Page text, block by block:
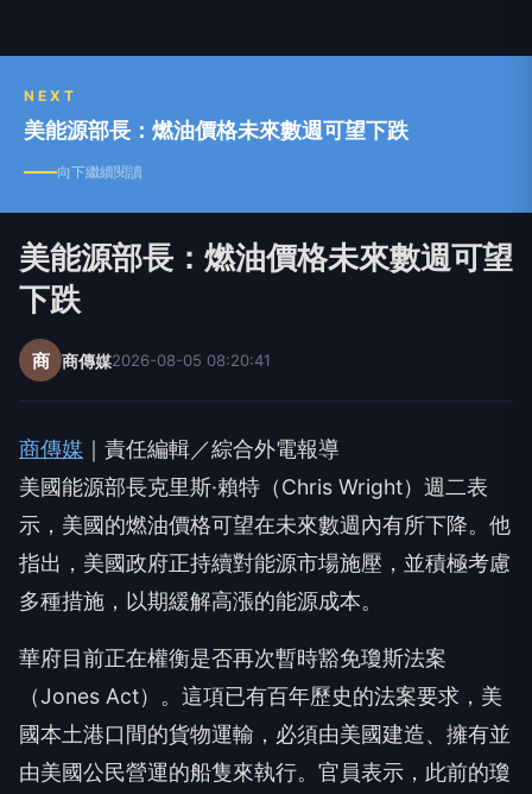
NEXT
美能源部長：燃油價格未來數週可望下跌
向下繼續閱讀
美能源部長：燃油價格未來數週可望
下跌
商 商傳媒2026-08-05 08:20:41
商傳媒 ｜責任編輯／綜合外電報導
美國能源部長克里斯·賴特（Chris Wright）週二表
示，美國的燃油價格可望在未來數週內有所下降。他
指出，美國政府正持續對能源市場施壓，並積極考慮
多種措施，以期緩解高漲的能源成本。
華府目前正在權衡是否再次暫時豁免瓊斯法案
（Jones Act）。這項已有百年歷史的法案要求，美
國本土港口間的貨物運輸，必須由美國建造、擁有並
由美國公民營運的船隻來執行。官員表示，此前的瓊